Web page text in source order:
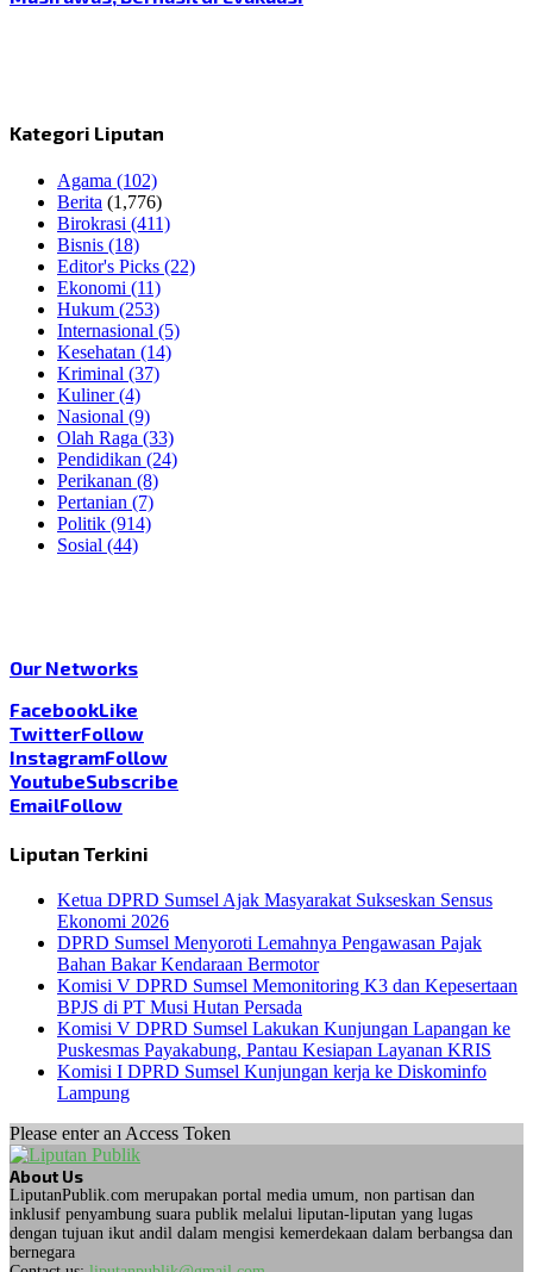
Kategori Liputan
Agama (102)
Berita (1,776)
Birokrasi (411)
Bisnis (18)
Editor's Picks (22)
Ekonomi (11)
Hukum (253)
Internasional (5)
Kesehatan (14)
Kriminal (37)
Kuliner(4)
Nasional (9)
Olah Raga (33)
Pendidikan (24)
Perikanan (8)
Pertanian (7)
Politik (914)
Sosial (44)
Our Networks
FacebookLike
TwitterFollow
InstagramFollow
YoutubeSubscribe
EmailFollow
Liputan Terkini
Ketua DPRD Sumsel Ajak Masyarakat Sukseskan Sensus
Ekonomi 2026
DPRD Sumsel Menyoroti Lemahnya Pengawasan Pajak
Bahan Bakar Kendaraan Bermotor
Komisi V DPRD Sumsel Memonitoring K3 dan Kepesertaan
BPJS di PT Musi Hutan Persada
Komisi V DPRD Sumsel Lakukan Kunjungan Lapangan ke
Puskesmas Payakabung, Pantau Kesiapan Layanan KRIS
Komisi I DPRD Sumsel Kunjungan kerja ke Diskominfo
Lampung
Please enter an Access Token
About Us
LiputanPublik.com merupakan portal media umum, non partisan dan
inklusif penyambung suara publik melalui liputan-liputan yang lugas
dengan tujuan ikut andil dalam mengisi kemerdekaan dalam berbangsa dan
bernegara